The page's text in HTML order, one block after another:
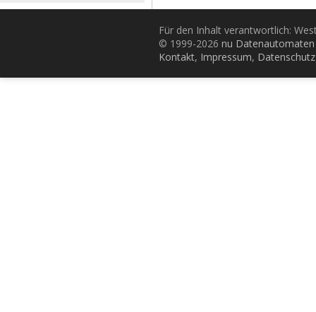
Für den Inhalt verantwortlich:
© 1999-2026 nu
Kontakt, Impressum, Datenschutz